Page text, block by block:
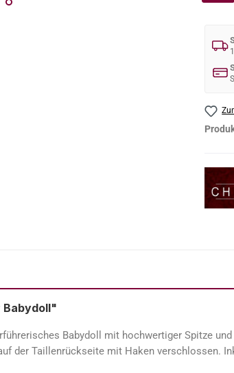
Babydoll"
Babydoll mit hochwertiger Spitze
der Taillenrückseite mit Haken verschlossen.